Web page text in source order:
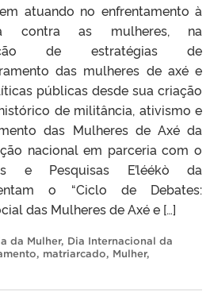
atuando no enfrentamento à
contra as mulheres, na
de estratégias de
das mulheres de axé e
públicas desde sua criação
de militância, ativismo e
das Mulheres de Axé da
nacional em parceria com o
e Pesquisas E’léékò da
o “Ciclo de Debates:
das Mulheres de Axé e […]
da Mulher, Dia Internacional da
, matriarcado, Mulher,